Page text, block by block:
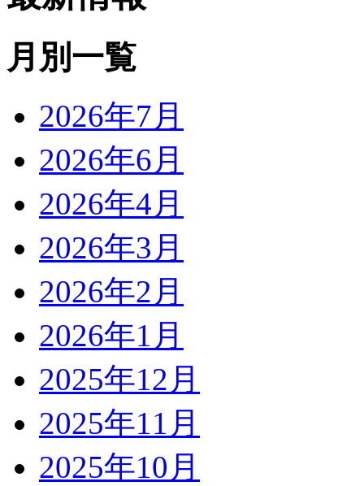
月別一覧
2026年7月
2026年6月
2026年4月
2026年3月
2026年2月
2026年1月
2025年12月
2025年11月
2025年10月